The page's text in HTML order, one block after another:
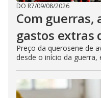
DO R7/09/08/2026
Com guerras,
gastos extras
Preço da querosene de
desde o início da